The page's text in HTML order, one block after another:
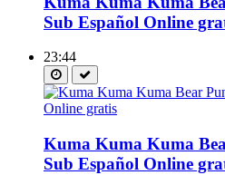
Sub Español Online
23:44
Kuma Kuma Kuma
Sub Español Online